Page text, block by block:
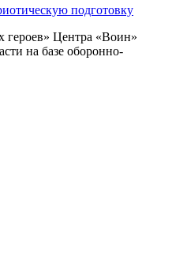
подготовку
Центра «Воин»
на базе оборонно-